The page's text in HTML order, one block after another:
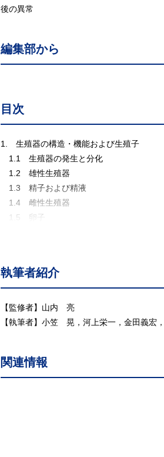
後の異常
編集部から
目次
1. 生殖器の構造・機能および生殖子
1.1 生殖器の発生と分化
1.2 雄性生殖器
1.3 精子および精液
1.4 雌性生殖器
1.5 卵子
2.3 性腺ホルモン
2.4 子宮および胎盤ホルモン
2.5 メラトニン
2.6 ホルモンの測定法
3.2 生殖周期
3.3 発情周期とホルモン
執筆者紹介
【監修者】山内 亮
【執筆者】小笠 晃，河上栄一，金田義宏
関連情報